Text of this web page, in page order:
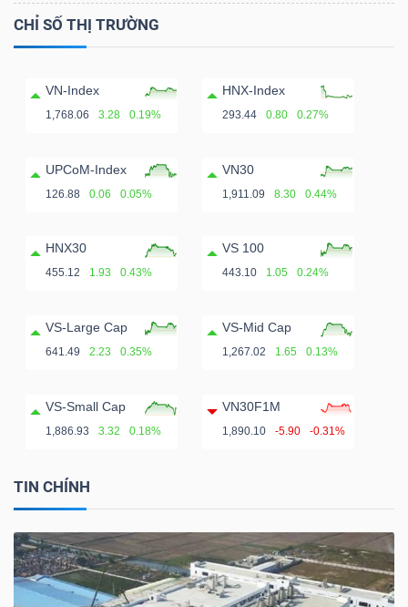
CHỈ SỐ THỊ TRƯỜNG
VN-Index
1,768.06 3.28 0.19%
HNX-Index
293.44 0.80 0.27%
UPCoM-Index
126.88 0.06 0.05%
VN30
1,911.09 8.30 0.44%
HNX30
455.12 1.93 0.43%
VS 100
443.10 1.05 0.24%
VS-Large Cap
641.49 2.23 0.35%
VS-Mid Cap
1,267.02 1.65 0.13%
VS-Small Cap
1,886.93 3.32 0.18%
VN30F1M
1,890.10 -5.90 -0.31%
TIN CHÍNH